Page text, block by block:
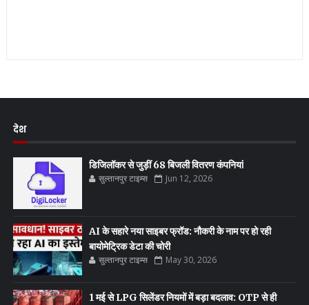
देश
डिजिलॉकर से जुड़ीं 68 बिजली वितरण कंपनियां
सुल्तानपुर टाइम्स Jun 12, 2026
AI के सहारे नया साइबर फ्रॉड: नौकरी के नाम पर हो रही
बायोमेट्रिक डेटा की चोरी
सुल्तानपुर टाइम्स May 30, 2026
1 मई से LPG सिलेंडर नियमों में बड़ा बदलाव: OTP से ही